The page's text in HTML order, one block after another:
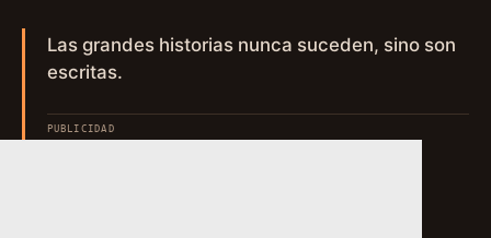
Las grandes historias nunca suceden, sino son
escritas.